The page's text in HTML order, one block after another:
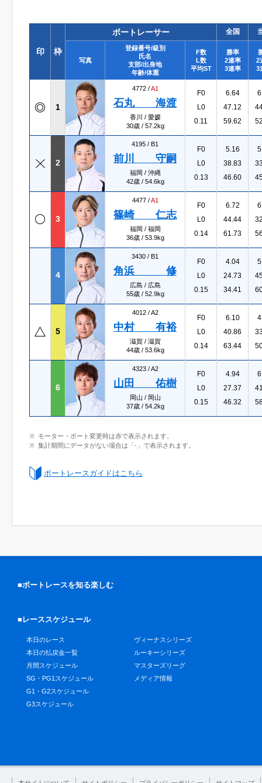
印 枠
ボートレーサー 全国
写真
登録番号/級別
氏名
支部/出身地
年齢/体重
F数
L数
平均ST
勝率
2連率
3連率
2
3
1
4772 /A1
石丸 海渡
香川 / 愛媛
30歳 / 57.2kg
F0
L0
0.11
6.64
47.12
59.62
2
4195 / B1
前川 守嗣
福岡 / 沖縄
42歳 / 54.6kg
F0
L0
0.13
5.16
38.83
46.60
3
4477 /A1
篠崎 仁志
福岡 / 福岡
36歳 / 53.9kg
F0
L0
0.14
6.72
44.44
61.73
4
3430 / B1
角浜 修
広島 / 広島
55歳 / 52.9kg
F0
L0
0.15
4.04
24.73
34.41
5
4012 /A2
中村 有裕
滋賀 / 滋賀
44歳 / 53.6kg
F0
L0
0.14
6.10
40.86
63.44
6
4323 /A2
山田 佑樹
岡山 / 岡山
37歳 / 54.2kg
F0
L0
0.15
4.94
27.37
46.32
モーター・ボート変更時は赤で表示されます。
集計期間にデータがない場合は「-」で表示されます。
ボートレースガイドはこちら
■ボートレースを知る楽しむ
■レーススケジュール
本日のレース
本日の払戻金一覧
月間スケジュール
SG・PG1スケジュール
G1・G2スケジュール
G3スケジュール
ヴィーナスシリーズ
ルーキーシリーズ
マスターズリーグ
メディア情報